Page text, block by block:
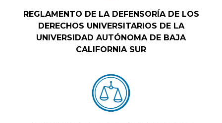
REGLAMENTO DE LA DEFENSORÍA DE LOS
DERECHOS UNIVERSITARIOS DE LA
UNIVERSIDAD AUTÓNOMA DE BAJA
CALIFORNIA SUR